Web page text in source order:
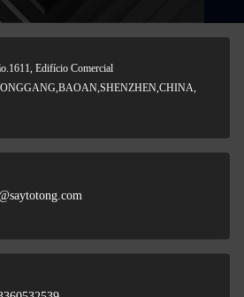
Edifício Comercial